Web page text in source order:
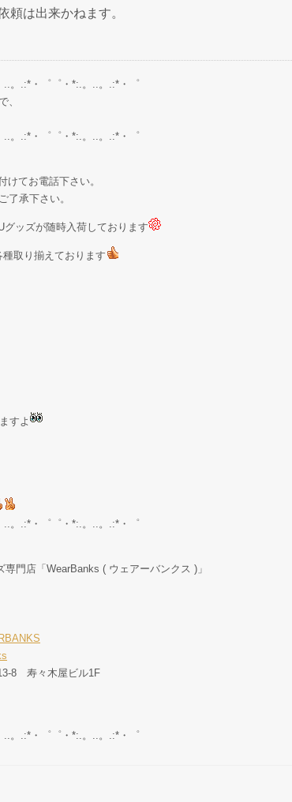
頼は出来かねます。
..。.:*・゜゜・*:.。..。.:*・゜
、
..。.:*・゜゜・*:.。..。.:*・゜
てお電話下さい。
了承下さい。
ッズが随時入荷しております
取り揃えております
すよ
..。.:*・゜゜・*:.。..。.:*・゜
門店「WearBanks ( ウェアーバンクス )」
8 寿々木屋ビル1F
..。.:*・゜゜・*:.。..。.:*・゜